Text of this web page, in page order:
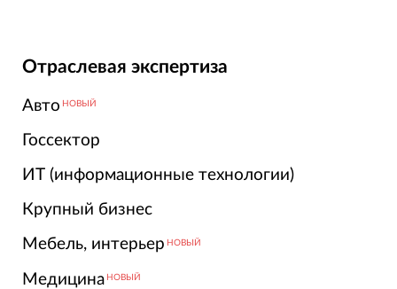
Отраслевая экспертиза
Авто НОВЫЙ
Госсектор
ИТ (информационные технологии)
Крупный бизнес
Мебель, интерьер НОВЫЙ
Медицина НОВЫЙ